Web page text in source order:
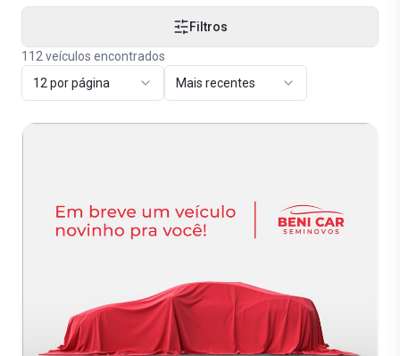
Filtros
112 veículos encontrados
12 por página
Mais recentes